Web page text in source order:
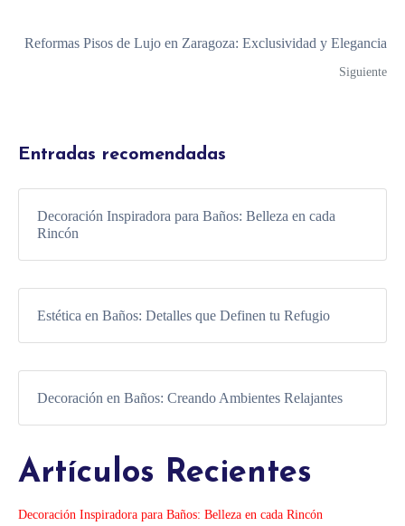
Reformas Pisos de Lujo en Zaragoza: Exclusividad y Elegancia
Siguiente
Entradas recomendadas
Decoración Inspiradora para Baños: Belleza en cada
Rincón
Estética en Baños: Detalles que Definen tu Refugio
Decoración en Baños: Creando Ambientes Relajantes
Artículos Recientes
Decoración Inspiradora para Baños: Belleza en cada Rincón